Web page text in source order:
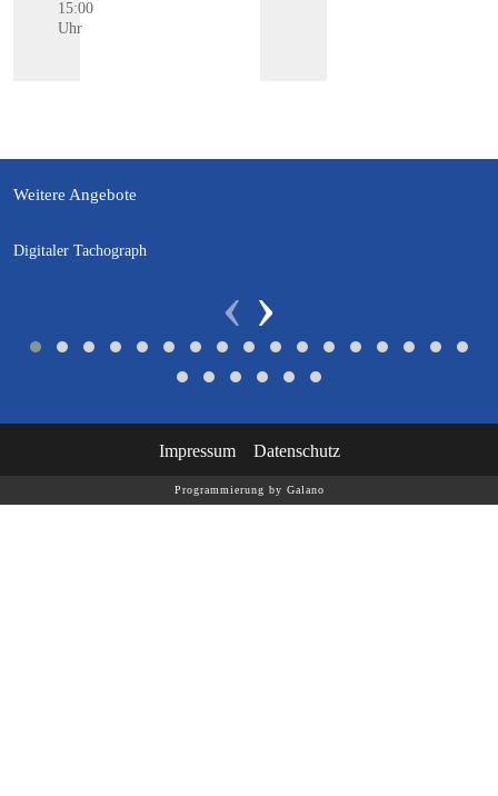
15:00
Uhr
Weitere Angebote
Digitaler Tachograph
‹ ›
Impressum Datenschutz
Programmierung by Galano